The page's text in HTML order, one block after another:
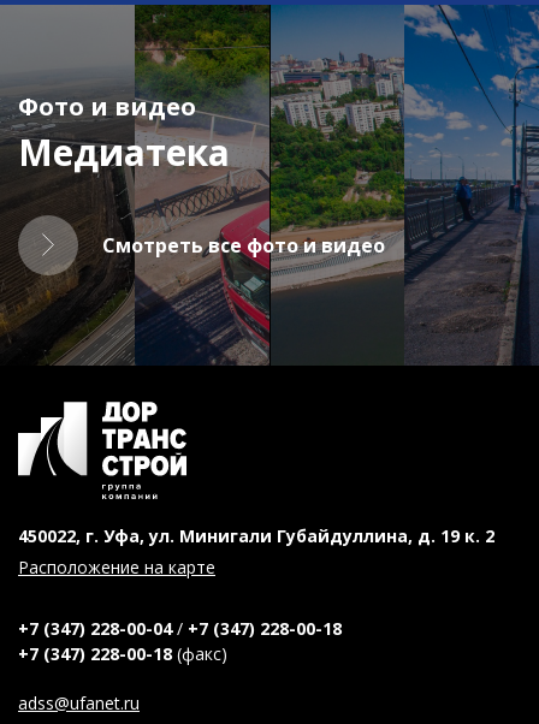
Фото и видео
Медиатека
Смотреть все фото и видео
450022, г. Уфа, ул. Минигали Губайдуллина, д. 19 к. 2
Расположение на карте
+7 (347) 228-00-04/ +7 (347) 228-00-18
+7 (347) 228-00-18 (факс)
adss@ufanet.ru